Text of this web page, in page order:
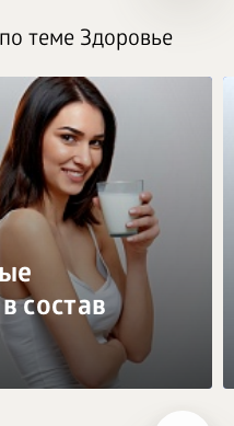
теме Здоровье
состав